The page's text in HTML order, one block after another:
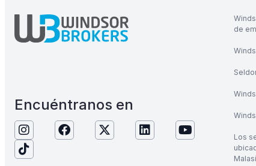
Encuéntranos en
de
Los